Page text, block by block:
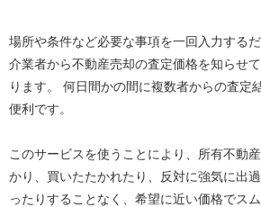
場所や条件など必要な事項を一回入力する
介業者から不動産売却の査定価格を知らせ
ります。 何日間かの間に複数者からの査定
便利です。
このサービスを使うことにより、所有不動
かり、買いたたかれたり、反対に強気に出
ったりすることなく、希望に近い価格でス